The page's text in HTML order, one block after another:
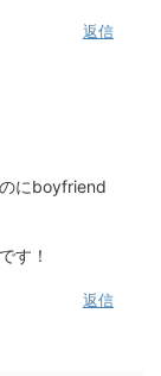
返信
にboyfriend
す！
返信